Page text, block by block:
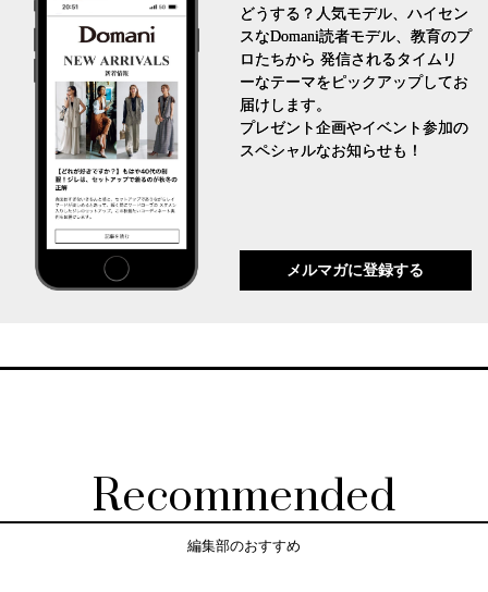
どうする？人気モデル、ハイセン
スなDomani読者モデル、教育のプ
ロたちから 発信されるタイムリ
ーなテーマをピックアップしてお
届けします。
プレゼント企画やイベント参加の
スペシャルなお知らせも！
メルマガに登録する
Recommended
編集部のおすすめ